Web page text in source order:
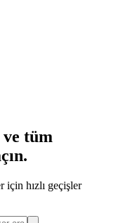
ve tüm
için hızlı geçişler